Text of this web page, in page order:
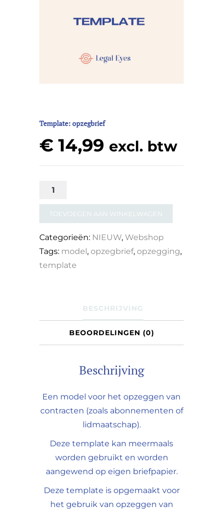
Template: opzegbrief
€ 14,99 excl. btw
Template:
aantal
TOEVOEGEN AAN WINKELWAGEN
Categorieën: NIEUW, Webshop
Tags: model , opzegbrief, opzegging,
template
BESCHRIJVING
BEOORDELINGEN (0)
Beschrijving
Een model voor het opzeggen van
contracten (zoals abonnementen of
lidmaatschap).
Deze template kan meermaals
worden gebruikt en worden
aangewend op eigen briefpapier.
Deze template is opgemaakt voor
het gebruik van opzeggen van